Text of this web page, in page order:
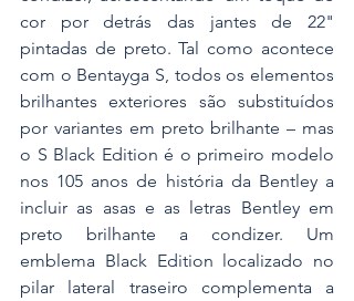
cor por detrás das jantes de 22"
pintadas de preto. Tal como acontece
com o Bentayga S, todos os elementos
brilhantes exteriores são substituídos
por variantes em preto brilhante – mas
o S Black Edition é o primeiro modelo
nos 105 anos de história da Bentley a
incluir as asas e as letras Bentley em
preto brilhante a condizer. Um
emblema Black Edition localizado no
pilar lateral traseiro complementa a